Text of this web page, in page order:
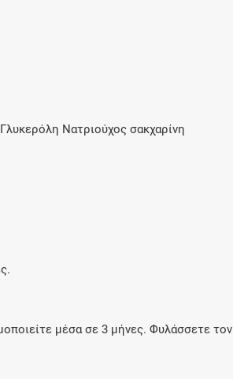
Νατριούχος σακχαρίνη
μέσα σε 3 μήνες. Φυλάσσετε τον